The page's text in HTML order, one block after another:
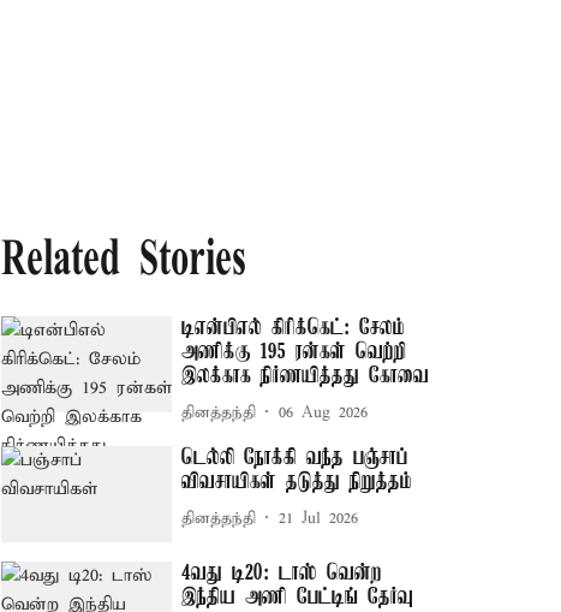
Related Stories
டிஎன்பிஎல் கிரிக்கெட்: சேலம்
அணிக்கு 195 ரன்கள் வெற்றி
இலக்காக நிர்ணயித்தது கோவை
தினத்தந்தி 06 Aug 2026
டெல்லி நோக்கி வந்த பஞ்சாப்
விவசாயிகள் தடுத்து நிறுத்தம்
தினத்தந்தி 21 Jul 2026
4வது டி20: டாஸ் வென்ற
இந்திய அணி பேட்டிங் தேர்வு